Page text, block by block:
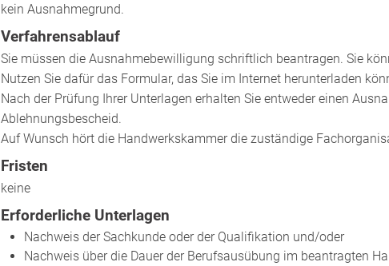
kein Ausnahmegrund.
Verfahrensablauf
Sie müssen die Ausnahmebewilligung schriftlich beantragen. Sie
Nutzen Sie dafür das Formular, das Sie im Internet herunterladen
Nach der Prüfung Ihrer Unterlagen erhalten Sie entweder einen
Ablehnungsbescheid.
Auf Wunsch hört die Handwerkskammer die zuständige
Fristen
keine
Erforderliche Unterlagen
Nachweis der Sachkunde oder der Qualifikation und/oder
Nachweis über die Dauer der Berufsausübung im beantragten